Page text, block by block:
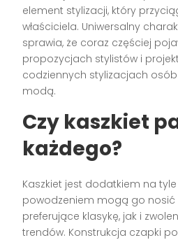
element stylizacji, który
właściciela. Uniwersalny
sprawia, że coraz częściej
propozycjach stylistów i
codziennych stylizacjach
modą.
Czy kaszkiet
każdego?
Kaszkiet jest dodatkiem na
powodzeniem mogą go
preferujące klasykę, jak i
trendów. Konstrukcja czapki